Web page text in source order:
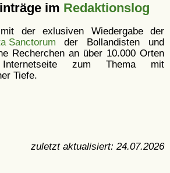
im Redaktionslog
der exlusiven Wiedergabe der
Sanctorum der Bollandisten und
Recherchen an über 10.000 Orten
zum Thema mit
Tiefe.
zuletzt aktualisiert: 24.07.2026